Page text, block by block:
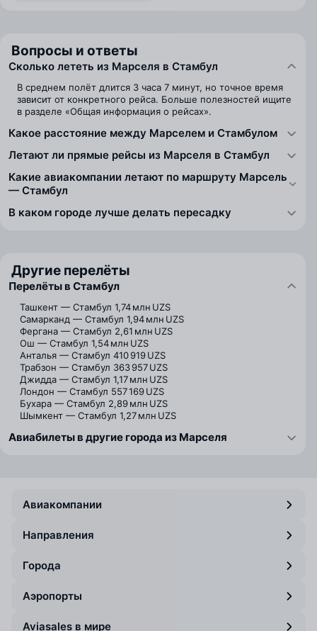
Вопросы и ответы
Сколько лететь из Марселя в Стамбул
В среднем полёт длится 3 часа 7 минут, но точное время
зависит от конкретного рейса. Больше полезностей ищите
в разделе «Общая информация о рейсах».
Какое расстояние между Марселем и Стамбулом
Летают ли прямые рейсы из Марселя в Стамбул
Какие авиакомпании летают по маршруту Марсель
— Стамбул
В каком городе лучше делать пересадку
Другие перелёты
Перелёты в Стамбул
Ташкент — Стамбул 1,74 млн UZS
Самарканд — Стамбул 1,94 млн UZS
Фергана — Стамбул 2,61 млн UZS
Ош — Стамбул 1,54 млн UZS
Анталья — Стамбул 410 919 UZS
Трабзон — Стамбул 363 957 UZS
Джидда — Стамбул 1,17 млн UZS
Лондон — Стамбул 557 169 UZS
Бухара — Стамбул 2,89 млн UZS
Шымкент — Стамбул 1,27 млн UZS
Авиабилеты в другие города из Марселя
Авиакомпании
Направления
Города
Аэропорты
Aviasales в мире